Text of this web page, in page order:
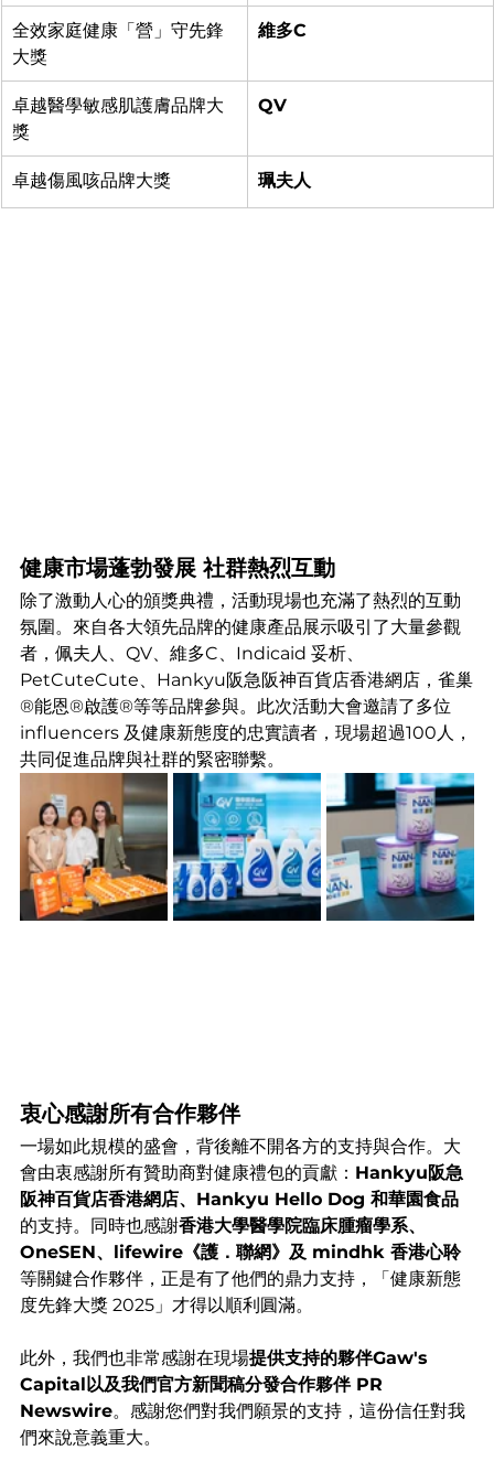
全效家庭健康「營」守先鋒
大獎
維多C
卓越醫學敏感肌護膚品牌大
獎
QV
卓越傷風咳品牌大獎 珮夫人
健康市場蓬勃發展 社群熱烈互動
除了激動人心的頒獎典禮，活動現場也充滿了熱烈的互動
氛圍。來自各大領先品牌的健康產品展示吸引了大量參觀
者，佩夫人、QV、維多C、Indicaid 妥析、
PetCuteCute、Hankyu阪急阪神百貨店香港網店，雀巢
®能恩®啟護®等等品牌參與。此次活動大會邀請了多位
influencers 及健康新態度的忠實讀者，現場超過100人，
共同促進品牌與社群的緊密聯繫。
衷心感謝所有合作夥伴
一場如此規模的盛會，背後離不開各方的支持與合作。大
會由衷感謝所有贊助商對健康禮包的貢獻： Hankyu阪急
阪神百貨店香港網店、Hankyu Hello Dog 和華園食品
的支持。同時也感謝香港大學醫學院臨床腫瘤學系、
OneSEN、lifewire《護．聯網》及 mindhk 香港心聆
等關鍵合作夥伴，正是有了他們的鼎力支持，「健康新態
度先鋒大獎 2025」才得以順利圓滿。
此外，我們也非常感謝在現場提供支持的夥伴Gaw's
Capital以及我們官方新聞稿分發合作夥伴 PR
Newswire。感謝您們對我們願景的支持，這份信任對我
們來說意義重大。